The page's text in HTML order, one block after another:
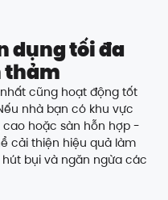
dụng tối đa
thảm
cũng hoạt động tốt
nhà bạn có khu vực
hoặc sàn hỗn hợp -
cải thiện hiệu quả làm
bụi và ngăn ngừa các